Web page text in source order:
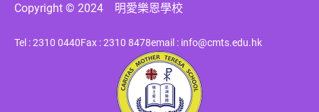
Copyright © 2024 明愛樂恩學校
Tel : 2310 0440Fax : 2310 8478email : info@cmts.edu.hk